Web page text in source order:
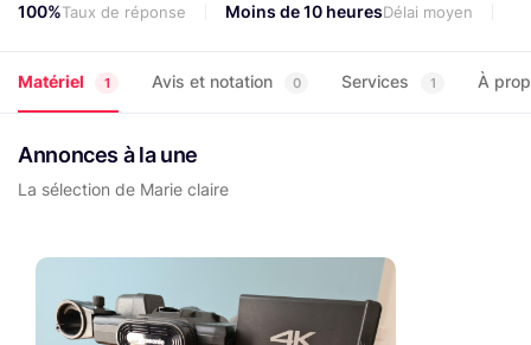
100%Taux de réponse Moins de 10 heuresDélai moyen
Matériel 1 Avis et notation 0 Services 1 À
Annonces à la une
La sélection de Marie claire